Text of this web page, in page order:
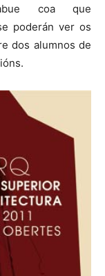
coa que
poderán ver os
dos alumnos de